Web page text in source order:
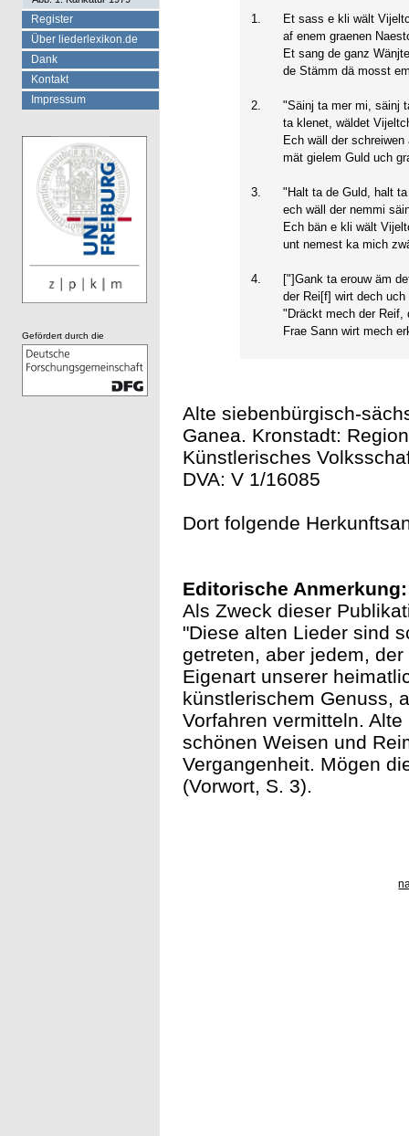
1.
Et sass e kli wält
af enem graenen
Et sang de ganz
de Stämm dä mosst
2.
"Säinj ta mer mi, säinj
ta klenet, wäldet
Ech wäll der
mät gielem Guld uch
3.
"Halt ta de Guld, halt
ech wäll der nemmi
Ech bän e kli wält
unt nemest ka mich
4.
["]Gank ta erouw äm
der Rei[f] wirt dech
"Dräckt mech der Reif,
Frae Sann wirt mech
Alte siebenbürgisch-
Ganea. Kronstadt:
Künstlerisches
DVA: V 1/16085
Dort folgende
Editorische Anmerkung:
Als Zweck dieser
"Diese alten Lieder sind
getreten, aber jedem,
Eigenart unserer
künstlerischem Genuss,
Vorfahren vermitteln.
schönen Weisen und
Vergangenheit. Mögen
(Vorwort, S. 3).
Register
Über liederlexikon.de
Dank
Kontakt
Impressum
Gefördert durch die